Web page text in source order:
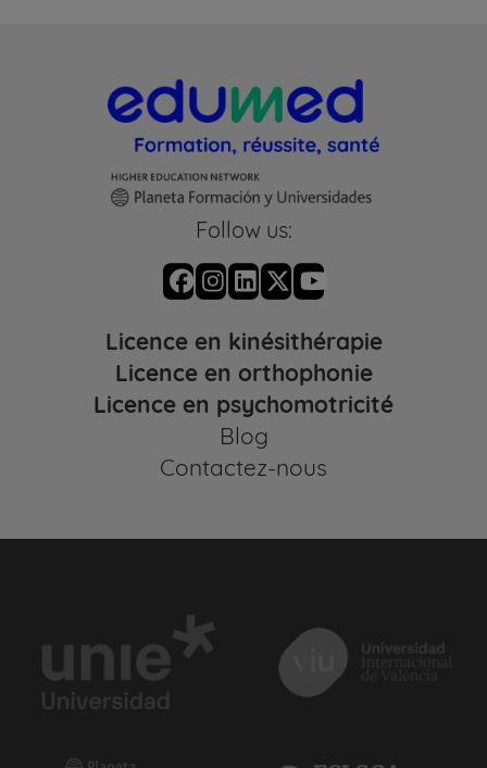
Follow us:
Licence en kinésithérapie
Licence en orthophonie
Licence en psychomotricité
Blog
Contactez-nous